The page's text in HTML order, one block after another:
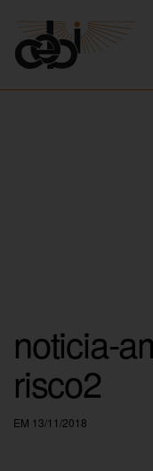
noticia-
risco2
EM 13/11/2018